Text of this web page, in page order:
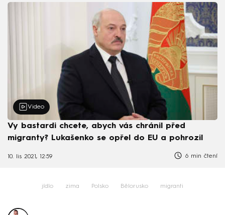
Video
Vy bastardi chcete, abych vás chránil před
migranty? Lukašenko se opřel do EU a pohrozil
10. lis 2021, 12:59 6 min čtení
jídlo zima Polsko Bělorusko migranti